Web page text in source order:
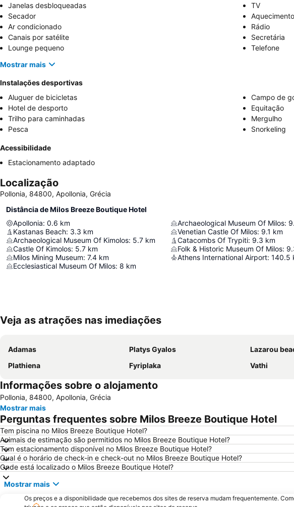
Janelas desbloqueadas
TV
Secador
Ar condicionado
Rádio
Canais por satélite
Secretária
Lounge pequeno
Telefone
Mostrar mais
Instalações desportivas
Aluguer de bicicletas
Campo de
Hotel de desporto
Equitação
Trilho para caminhadas
Mergulho
Pesca
Snorkeling
Acessibilidade
Estacionamento adaptado
Localização
Pollonia, 84800, Apollonia, Grécia
Distância de Milos Breeze Boutique Hotel
Apollonia: 0.6 km
Kastanas Beach: 3.3 km
Archaeological Museum Of Kimolos: 5.7 km
Castle Of Kimolos: 5.7 km
Milos Mining Museum: 7.4 km
Ecclesiastical Museum Of Milos: 8 km
Archaeological Museum Of Milos:
Venetian Castle Of Milos: 9.1 km
Catacombs Of Trypiti: 9.3 km
Folk & Historic Museum Of Milos:
Athens International Airport: 140.5
Veja as atrações nas imediações
Adamas Platys Gyalos Lazarou
Plathiena
Fyriplaka Vathi
Informações sobre o alojamento
Pollonia, 84800, Apollonia, Grécia
Mostrar mais
Perguntas frequentes sobre Milos Breeze Boutique Hotel
Tem piscina no Milos Breeze Boutique Hotel?
Animais de estimação são permitidos no Milos Breeze Boutique Hotel?
Tem estacionamento disponível no Milos Breeze Boutique Hotel?
Qual é o horário de check-in e check-out no Milos Breeze Boutique Hotel?
Onde está localizado o Milos Breeze Boutique Hotel?
Mostrar mais
Os preços e a disponibilidade que recebemos dos sites de reserva mudam frequentemente.